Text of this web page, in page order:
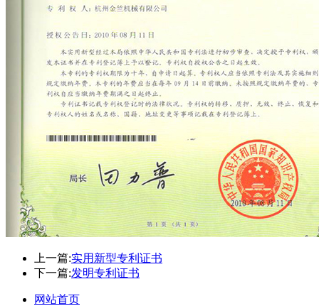
上一篇:实用新型专利证书
下一篇:发明专利证书
网站首页